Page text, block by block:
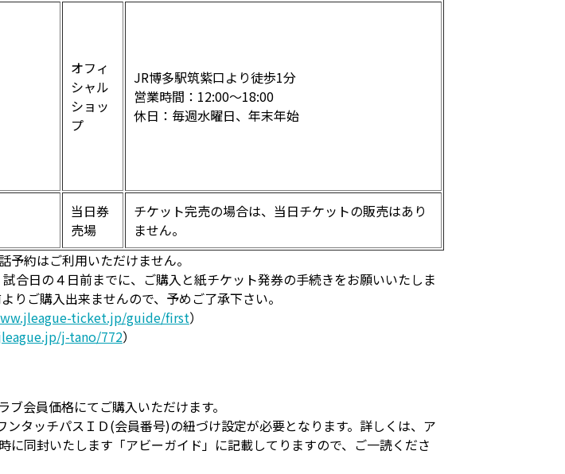
オフィ
シャル
ショッ
プ
JR博多駅筑紫口より徒歩1分
営業時間：12:00～18:00
休日：毎週水曜日、年末年始
当日券
売場
チケット完売の場合は、当日チケットの販売はあり
ません。
約はご利用いただけません。
日の４日前までに、ご購入と紙チケット発券の手続きをお願いいたしま
りご購入出来ませんので、予めご了承下さい。
ticket.jp/guide/first）
j-tano/772）
会員価格にてご購入いただけます。
タッチパスＩＤ(会員番号)の紐づけ設定が必要となります。詳しくは、ア
同封いたします「アビーガイド」に記載してりますので、ご一読くださ